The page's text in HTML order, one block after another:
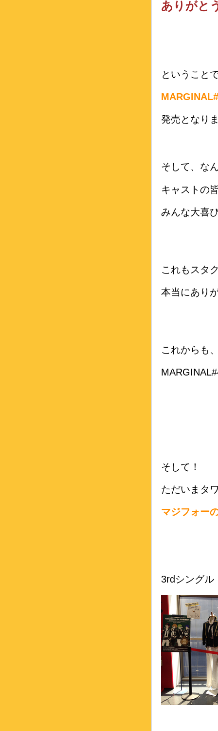
ありがと
ということ
発売となり
そして、な
キャストの
みんな大喜
これもスタ
本当にあり
これからも
そして！
ただいまタ
マジフォー
3rdシングル